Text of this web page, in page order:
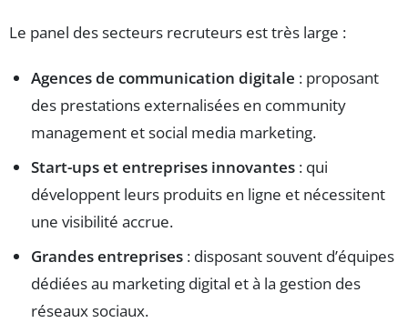
Le panel des secteurs recruteurs est très large :
Agences de communication digitale : proposant
des prestations externalisées en community
management et social media marketing.
Start-ups et entreprises innovantes : qui
développent leurs produits en ligne et nécessitent
une visibilité accrue.
Grandes entreprises : disposant souvent d’équipes
dédiées au marketing digital et à la gestion des
réseaux sociaux.